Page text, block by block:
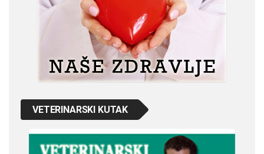
VETERINARSKI KUTAK